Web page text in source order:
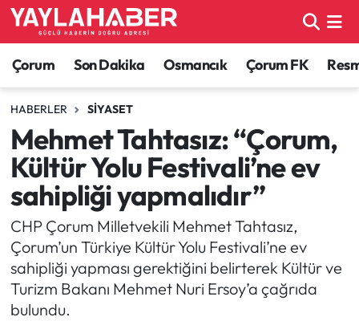
Çorum Son Dakika Osmancık Çorum FK
HABERLER SIYASET
Mehmet Tahtasız: “Çorum,
Kültür Yolu Festivali’ne ev
sahipliği yapmalıdır”
CHP Çorum Milletvekili Mehmet Tahtasız,
Çorum’un Türkiye Kültür Yolu Festivali’ne ev
sahipliği yapması gerektiğini belirterek Kültür ve
Turizm Bakanı Mehmet Nuri Ersoy’a çağrıda
bulundu.
Alaca Haberleri
Bayat Haberleri
Bilgi - Keşfet Haberleri
Bilim ve Teknoloji
Boğazkale Haberleri
Çorum Haberleri
Çorum Son Dakika Haberleri
Çorum Nöbetçi Eczaneler
Çorum Hava Durumu
Çorum Namaz Vakitleri
Çorum Trafik Yoğunluk Haritası
TFF 1.Lig Puan Durumu ve Fikstür
Tüm Manşetler
Son Dakika Haberleri